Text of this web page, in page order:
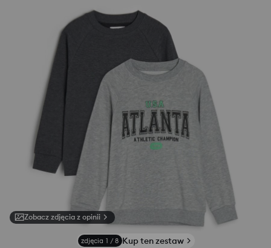
Zobacz zdjęcia z opinii
zdjęcia 1 / 8 Kup ten zestaw